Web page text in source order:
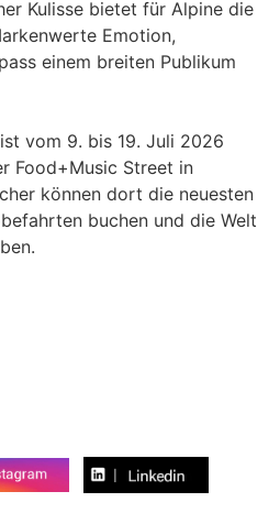
Kulisse bietet für Alpine die
Emotion,
einem breiten Publikum
ist vom 9. bis 19. Juli 2026
Food+Music Street in
können dort die neuesten
buchen und die Welt